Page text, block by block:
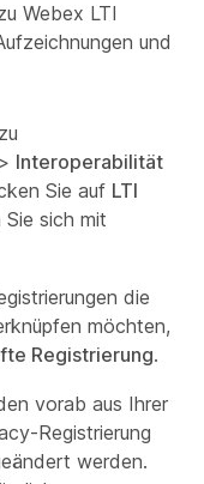
Webex LTI
und
> Interoperabilität
Sie auf LTI
Sie sich mit
die
möchten,
Registrierung.
vorab aus Ihrer
Registrierung
werden.